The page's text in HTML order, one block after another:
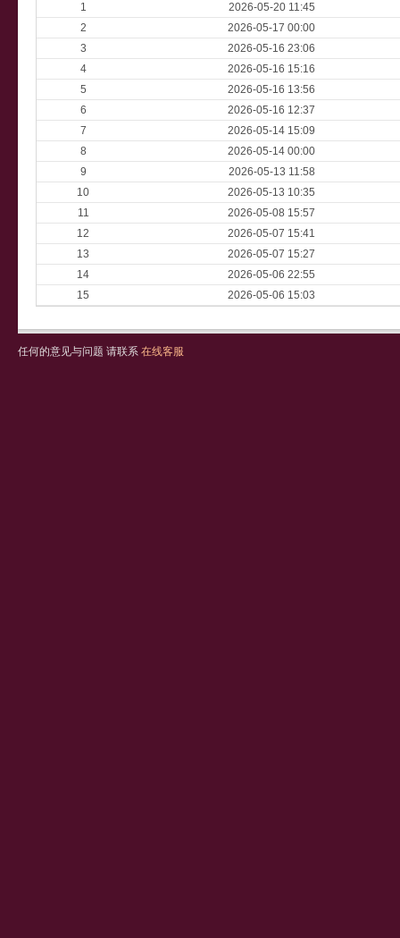
1
2026-05-20 11:45
2
2026-05-17 00:00
3
2026-05-16 23:06
4
2026-05-16 15:16
5
2026-05-16 13:56
6
2026-05-16 12:37
7
2026-05-14 15:09
8
2026-05-14 00:00
9
2026-05-13 11:58
10
2026-05-13 10:35
11
2026-05-08 15:57
12
2026-05-07 15:41
13
2026-05-07 15:27
14
2026-05-06 22:55
15
2026-05-06 15:03
任何的意见与问题 请联系 在线客服